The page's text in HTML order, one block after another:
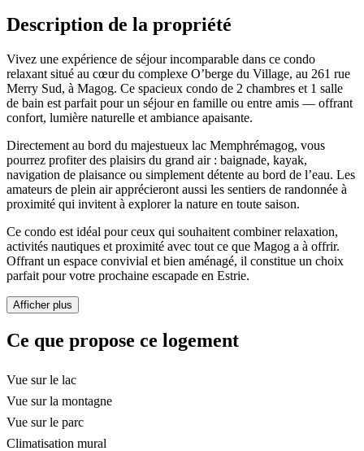
Description de la propriété
Vivez une expérience de séjour incomparable dans ce condo
relaxant situé au cœur du complexe O’berge du Village, au 261 rue
Merry Sud, à Magog. Ce spacieux condo de 2 chambres et 1 salle
de bain est parfait pour un séjour en famille ou entre amis — offrant
confort, lumière naturelle et ambiance apaisante.
Directement au bord du majestueux lac Memphrémagog, vous
pourrez profiter des plaisirs du grand air : baignade, kayak,
navigation de plaisance ou simplement détente au bord de l’eau. Les
amateurs de plein air apprécieront aussi les sentiers de randonnée à
proximité qui invitent à explorer la nature en toute saison.
Ce condo est idéal pour ceux qui souhaitent combiner relaxation,
activités nautiques et proximité avec tout ce que Magog a à offrir.
Offrant un espace convivial et bien aménagé, il constitue un choix
parfait pour votre prochaine escapade en Estrie.
Afficher plus
Ce que propose ce logement
Vue sur le lac
Vue sur la montagne
Vue sur le parc
Climatisation mural